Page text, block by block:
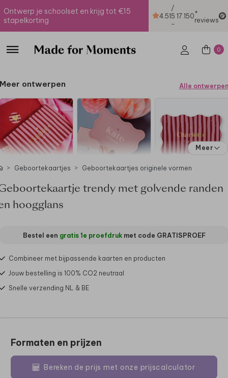
Ontwerp je schoolset en krijg tot €15
stapelkorting
4.51
/
5
-
17.150+
reviews
0
Meer ontwerpen Alle ontwerpen
Meer
Geboortekaartjes Geboortekaartjes originele vormen
trendy met golvende randen
hoogglans
Bestel een gratis 1e proefdrukmet code GRATISPROEF
Combineer met bijpassende kaarten en producten
Jouw bestelling is 100% CO2 neutraal
Snelle verzending NL & BE
Formaten en prijzen
Bereken de prijs met onze prijscalculator